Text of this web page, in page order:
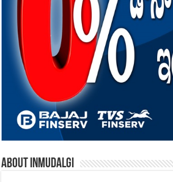
About inmudalgi